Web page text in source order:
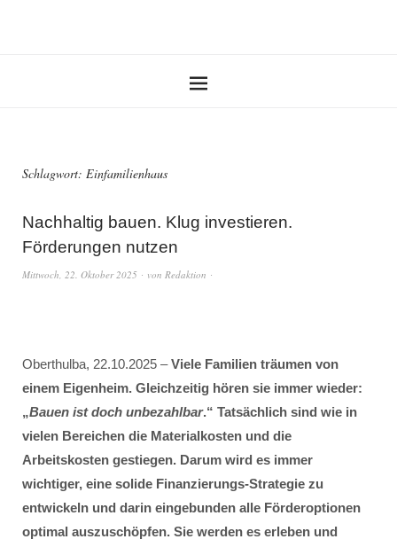
Schlagwort: Einfamilienhaus
Nachhaltig bauen. Klug investieren.
Förderungen nutzen
Mittwoch, 22. Oktober 2025 von Redaktion
Oberthulba, 22.10.2025 –Viele Familien träumen von
einem Eigenheim. Gleichzeitig hören sie immer wieder:
„Bauen ist doch unbezahlbar.“ Tatsächlich sind wie in
vielen Bereichen die Materialkosten und die
Arbeitskosten gestiegen. Darum wird es immer
wichtiger, eine solide Finanzierungs-Strategie zu
entwickeln und darin eingebunden alle Förderoptionen
optimal auszuschöpfen. Sie werden es erleben und